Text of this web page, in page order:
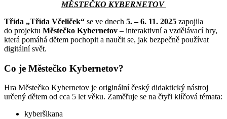
MĚSTEČKO KYBERNETOV
Třída „Třída Včeliček“ se ve dnech 5. – 6. 11. 2025 zapojila
do projektu Městečko Kybernetov – interaktivní a vzdělávací hry,
která pomáhá dětem pochopit a naučit se, jak bezpečně používat
digitální svět.
Co je Městečko Kybernetov?
Hra Městečko Kybernetov je originální český didaktický nástroj
určený dětem od cca 5 let věku. Zaměřuje se na čtyři klíčová témata:
kyberšikana